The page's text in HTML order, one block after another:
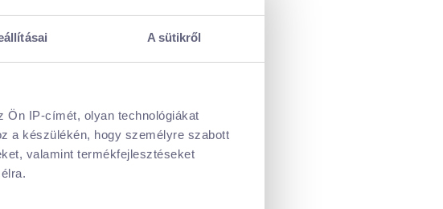
A sütikről
Ön IP-címét, olyan technológiákat
a készülékén, hogy személyre szabott
valamint termékfejlesztéseket
ki